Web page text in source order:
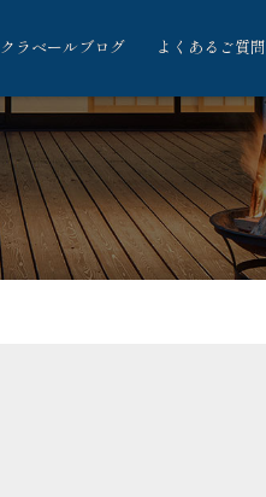
クラベールブログ よくあるご質問